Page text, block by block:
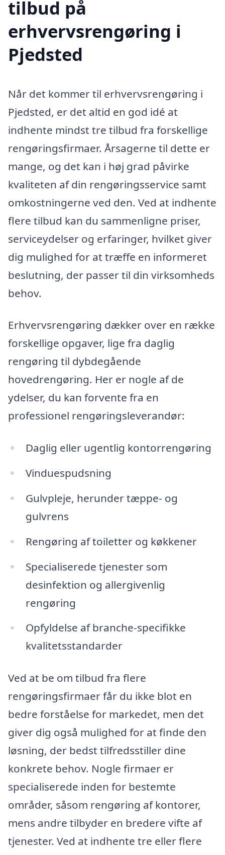
tilbud på
erhvervsrengøring i
Pjedsted
Når det kommer til erhvervsrengøring i
Pjedsted, er det altid en god idé at
indhente mindst tre tilbud fra forskellige
rengøringsfirmaer. Årsagerne til dette er
mange, og det kan i høj grad påvirke
kvaliteten af din rengøringsservice samt
omkostningerne ved den. Ved at indhente
flere tilbud kan du sammenligne priser,
serviceydelser og erfaringer, hvilket giver
dig mulighed for at træffe en informeret
beslutning, der passer til din virksomheds
behov.
Erhvervsrengøring dækker over en række
forskellige opgaver, lige fra daglig
rengøring til dybdegående
hovedrengøring. Her er nogle af de
ydelser, du kan forvente fra en
professionel rengøringsleverandør:
Daglig eller ugentlig kontorrengøring
Vinduespudsning
Gulvpleje, herunder tæppe- og
gulvrens
Rengøring af toiletter og køkkener
Specialiserede tjenester som
desinfektion og allergivenlig
rengøring
Opfyldelse af branche-specifikke
kvalitetsstandarder
Ved at be om tilbud fra flere
rengøringsfirmaer får du ikke blot en
bedre forståelse for markedet, men det
giver dig også mulighed for at finde den
løsning, der bedst tilfredsstiller dine
konkrete behov. Nogle firmaer er
specialiserede inden for bestemte
områder, såsom rengøring af kontorer,
mens andre tilbyder en bredere vifte af
tjenester. Ved at indhente tre eller flere